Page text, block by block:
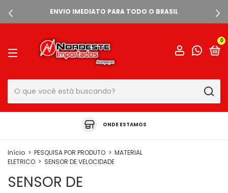
ENVIO IMEDIATO PARA TODO O BRASIL
0
ONDE ESTAMOS
Início > PESQUISA POR PRODUTO > MATERIAL
ELETRICO > SENSOR DE VELOCIDADE
SENSOR DE